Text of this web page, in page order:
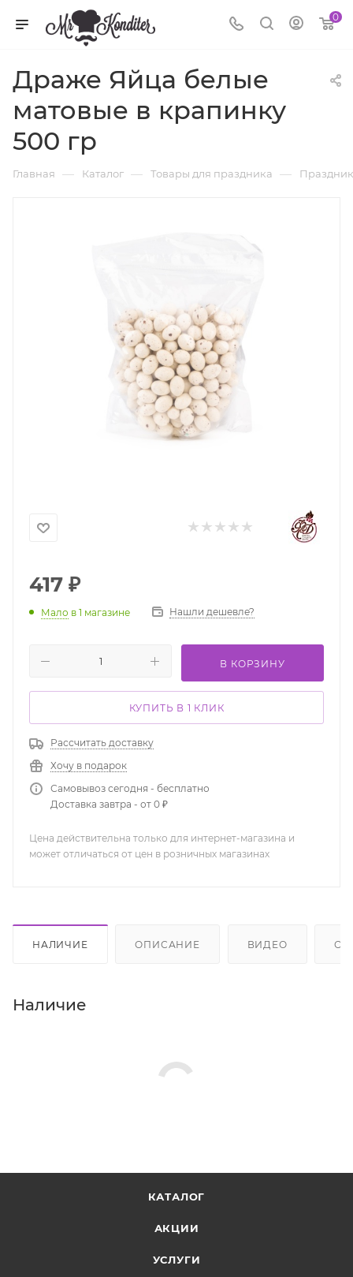
0
Драже Яйца белые
матовые в крапинку
500 гр
Главная — Каталог — Товары для праздника —
417 ₽
Мало в 1 магазине Нашли дешевле?
В КОРЗИНУ
КУПИТЬ В 1 КЛИК
Рассчитать доставку
Хочу в подарок
Самовывоз сегодня - бесплатно
Доставка завтра - от 0 ₽
Цена действительна только для интернет-магазина и
может отличаться от цен в розничных магазинах
НАЛИЧИЕ ОПИСАНИЕ ВИДЕО
Наличие
КАТАЛОГ
АКЦИИ
УСЛУГИ